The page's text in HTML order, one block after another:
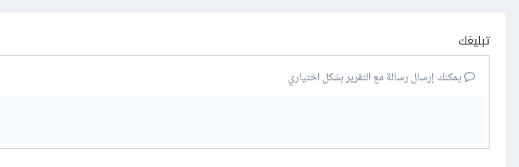
تبليغك
يمكنك إرسال رسالة مع التقرير بشكل اختياري